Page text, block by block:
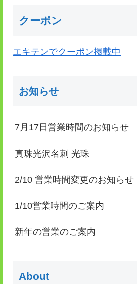
クーポン
エキテンでクーポン掲載中
お知らせ
7月17日営業時間のお知らせ
真珠光沢名刺 光珠
2/10 営業時間変更のお知らせ
1/10営業時間のご案内
新年の営業のご案内
About